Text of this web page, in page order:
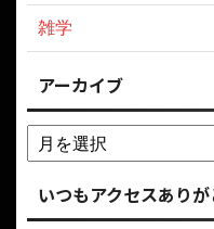
雑学
アーカイブ
いつもアクセスあり